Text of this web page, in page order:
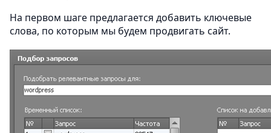
На первом шаге предлагается добавить ключевые
слова, по которым мы будем продвигать сайт.